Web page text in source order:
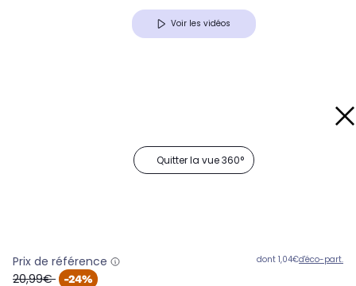
Voir les vidéos
Quitter la vue 360°
Prix de référence
oldPrice
20,99€ -24%
dont 1,04€d'éco-part.